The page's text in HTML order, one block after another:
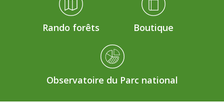
Rando forêts Boutique
Observatoire du Parc national